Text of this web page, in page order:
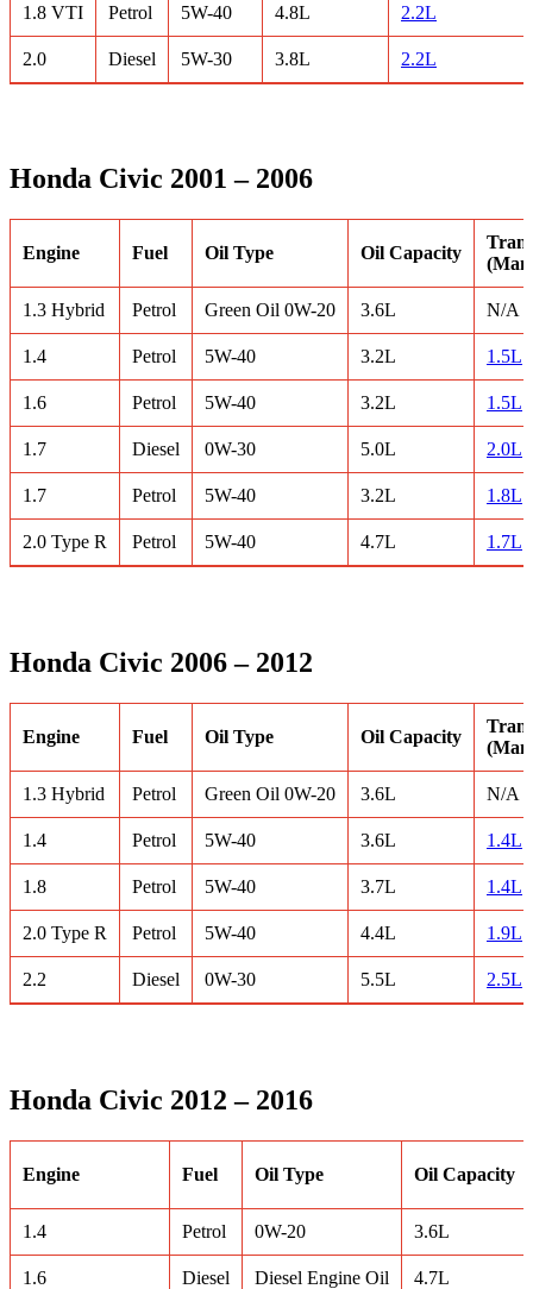
1.8 VTI Petrol 5W-40 4.8L 2.2L
2.0 Diesel 5W-30 3.8L 2.2L
Honda Civic 2001 – 2006
Engine Fuel Oil Type Oil Capacity
1.3 Hybrid Petrol Green Oil 0W-20 3.6L N/A
1.4 Petrol 5W-40 3.2L 1.5L
1.6 Petrol 5W-40 3.2L 1.5L
1.7 Diesel 0W-30 5.0L 2.0L
1.7 Petrol 5W-40 3.2L 1.8L
2.0 Type R Petrol 5W-40 4.7L 1.7L
Honda Civic 2006 – 2012
Engine Fuel Oil Type Oil Capacity
1.3 Hybrid Petrol Green Oil 0W-20 3.6L N/A
1.4 Petrol 5W-40 3.6L 1.4L
1.8 Petrol 5W-40 3.7L 1.4L
2.0 Type R Petrol 5W-40 4.4L 1.9L
2.2 Diesel 0W-30 5.5L 2.5L
Honda Civic 2012 – 2016
Engine Fuel Oil Type Oil Capacity
1.4 Petrol 0W-20 3.6L
1.6 Diesel Diesel Engine Oil 4.7L